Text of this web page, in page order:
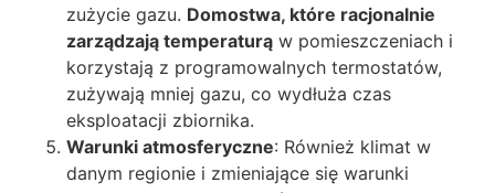
zużycie gazu. Domostwa, które racjonalnie
zarządzają temperaturą w pomieszczeniach i
korzystają z programowalnych termostatów,
zużywają mniej gazu, co wydłuża czas
eksploatacji zbiornika.
Warunki atmosferyczne: Również klimat w
danym regionie i zmieniające się warunki